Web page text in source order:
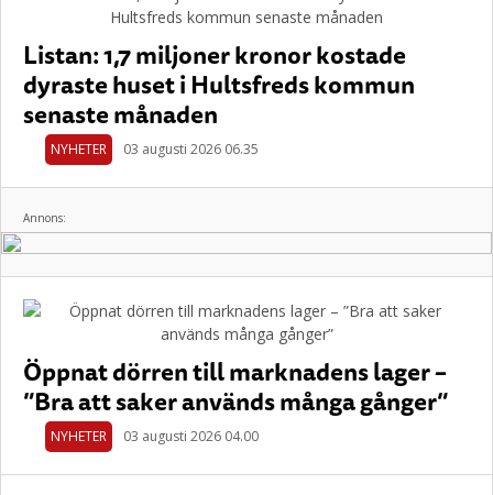
Listan: 1,7 miljoner kronor kostade
dyraste huset i Hultsfreds kommun
senaste månaden
NYHETER 03 augusti 2026 06.35
Annons:
Öppnat dörren till marknadens lager –
”Bra att saker används många gånger”
NYHETER 03 augusti 2026 04.00